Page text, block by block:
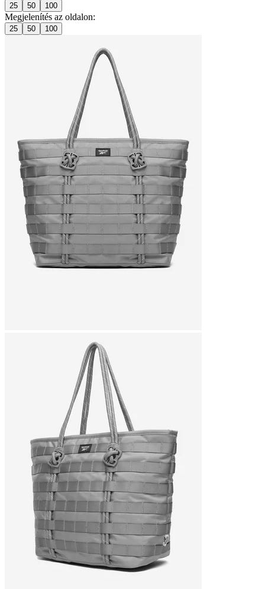
25 50 100
Megjelenítés az oldalon:
25 50 100